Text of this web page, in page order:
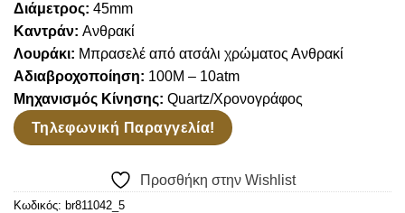
Διάμετρος: 45mm
Καντράν: Ανθρακί
Λουράκι: Μπρασελέ από ατσάλι χρώματος Ανθρακί
Αδιαβροχοποίηση: 100M – 10atm
Μηχανισμός Κίνησης: Quartz/Χρονογράφος
Τηλεφωνική Παραγγελία!
Προσθήκη στην Wishlist
Κωδικός: br811042_5